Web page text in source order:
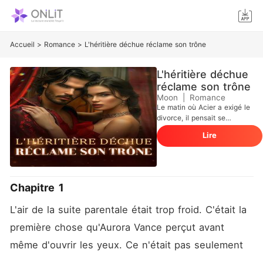
Accueil > Romance > L'héritière déchue réclame son trône
L'héritière déchue
réclame son trône
Moon Romance
Le matin où Acier a exigé le
divorce, il pensait se
débarrasser d'une épouse
trophée inutile juste avant
l'introduction en bourse de
milliards était mon œuvre,
écrite dans l'ombre pendant
qu'il dormait. Sa famille a
applaudi mon départ, sa
Lire
Chapitre 1
L'air de la suite parentale était trop froid. C'était la
première chose qu'Aurora Vance perçut avant
même d'ouvrir les yeux. Ce n'était pas seulement